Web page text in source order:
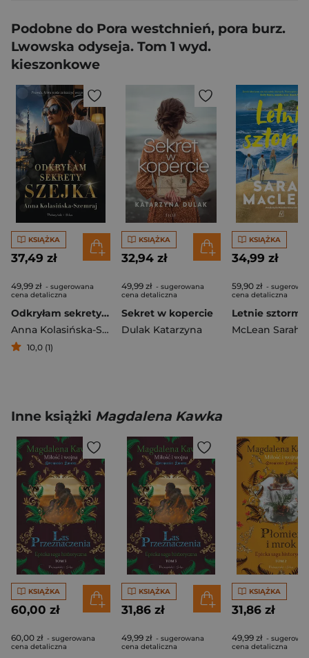
Podobne do Pora westchnień, pora burz.
Lwowska odyseja. Tom 1 wyd.
kieszonkowe
KSIĄŻKA
37,49 zł
49,99 zł - sugerowana
cena detaliczna
Odkryłam sekrety szejka
Anna Kolasińska-Szemraj
10,0 (1)
KSIĄŻKA
32,94 zł
49,99 zł - sugerowana
cena detaliczna
Sekret w kopercie
Dulak Katarzyna
KSIĄŻKA
34,99 zł
59,90 zł -
cena detaliczna
Letnie sztormy
McLean Sarah
Inne książki Magdalena Kawka
KSIĄŻKA
60,00 zł
60,00 zł - sugerowana
cena detaliczna
KSIĄŻKA
31,86 zł
49,99 zł - sugerowana
cena detaliczna
KSIĄŻKA
31,86 zł
49,99 zł -
cena detaliczna